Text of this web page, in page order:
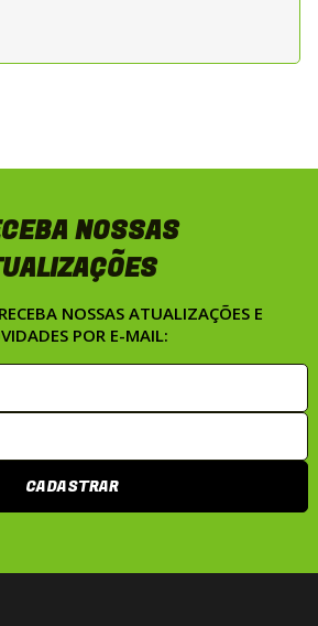
NOSSAS
NOSSAS ATUALIZAÇÕES E
POR E-MAIL:
CADASTRAR